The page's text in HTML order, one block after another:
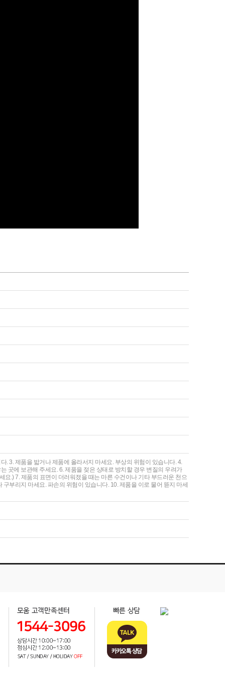
. 3. 제품을 밟거나 제품에 올라서지 마세요. 부상의 위험이 있습니다. 4.
곳에 보관해 주세요. 6. 제품을 젖은 상태로 방치할 경우 변질의 우려가
.) 7. 제품의 표면이 더러워졌을 때는 마른 수건이나 기타 부드러운 천으
부리지 마세요. 파손의 위험이 있습니다. 10. 제품을 이로 물어 뜯지 마세